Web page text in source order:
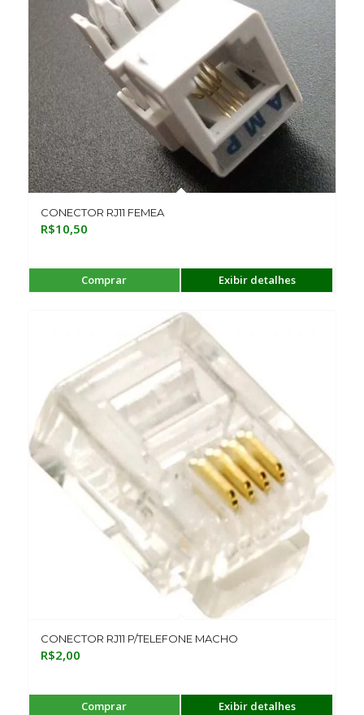
CONECTOR RJ11 FEMEA
R$10,50
Comprar Exibir detalhes
CONECTOR RJ11 P/TELEFONE MACHO
R$2,00
Comprar Exibir detalhes